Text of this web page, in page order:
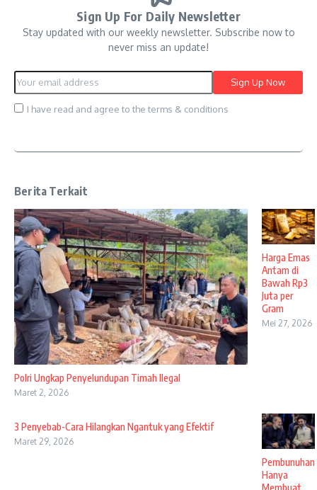
Sign Up For Daily Newsletter
Stay updated with our weekly newsletter. Subscribe now to
never miss an update!
I have read and agree to the terms & conditions
Berita Terkait
Polri Ungkap Penyelundupan Timah Ilegal
Maret 2, 2026
Harga Emas
Antam di
Bawah Rp3
Juta per
Gram
Mei 27, 2026
3 Penyebab-Cara Hilangkan Ngantuk yang Efektif
Maret 29, 2026
Pembunuhan
Hanya
Membuat